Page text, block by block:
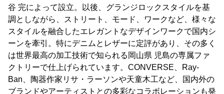
谷 完によって設立。以後、グランジロックスタイルを基
調としながら、ストリート、モード、ワークなど、様々な
スタイルを融合したエレガントなデザインワークで国内シ
ーンを牽引。特にデニムとレザーに定評があり、その多く
は世界最高の加工技術で知られる岡山県 児島の専属ファ
クトリーで仕上げられています。CONVERSE、Ray-
Ban、陶器作家リサ・ラーソンや天童木工など、国内外の
ブランドやアーティストとの多彩なコラボレーションも発